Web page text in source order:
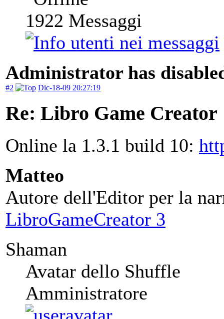
1922 Messaggi
Administrator has
#2 Dic-18-09 20:27:19
Re: Libro Game Creator
Online la 1.3.1 build 10:
Matteo
Autore dell'Editor per la
LibroGameCreator 3
Shaman
Avatar dello Shuffle
Amministratore